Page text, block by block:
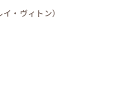
・ヴィトン）